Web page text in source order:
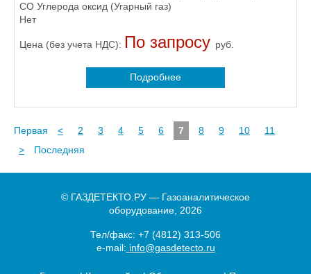
CO Углерода оксид (Угарный газ)
Нет
Цена (без учета НДС): По запросу руб.
Подробнее
Первая < 2 3 4 5 6 7 8 9 10
11
>
Последняя
© ГАЗДЕТЕКТО.РУ — Газоаналитическое
оборудование, 2026
Тел/факс: +7 (4812) 313-506
e-mail: info@gasdetecto.ru